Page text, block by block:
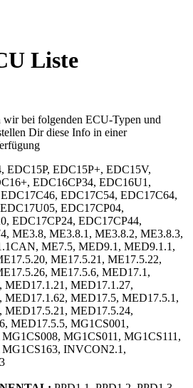
Liste
wir bei folgenden ECU-Typen und
Dir diese Info in einer
EDC15P, EDC15P+, EDC15V,
EDC16CP34, EDC16U1,
EDC17C54, EDC17C64,
EDC17CP04,
EDC17CP24, EDC17CP44,
ME3.8, ME3.8.1, ME3.8.2, ME3.8.3,
ME7.5, MED9.1, MED9.1.1,
ME17.5.21, ME17.5.22,
ME17.5.6, MED17.1,
MED17.1.27,
MED17.1.62, MED17.5, MED17.5.1,
MED17.5.24,
MED17.5.5, MG1CS001,
MG1CS011, MG1CS111,
INVCON2.1,